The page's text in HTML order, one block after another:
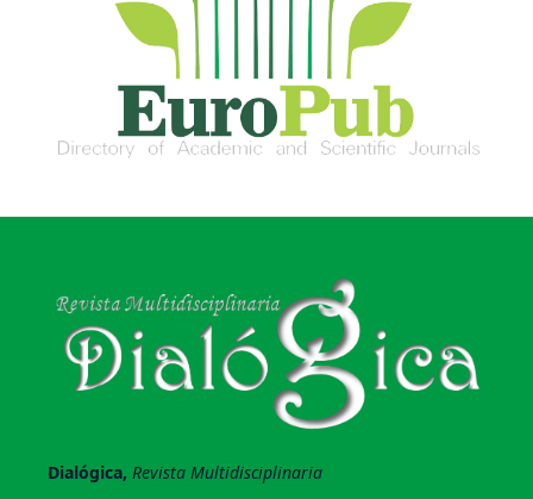
Dialógica, Revista Multidisciplinaria